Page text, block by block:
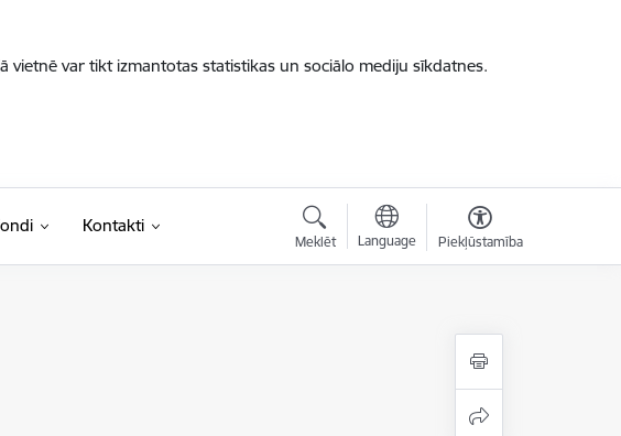
var tikt izmantotas statistikas un sociālo mediju sīkdatnes.
Kontakti
Meklēt Language Piekļūstamība